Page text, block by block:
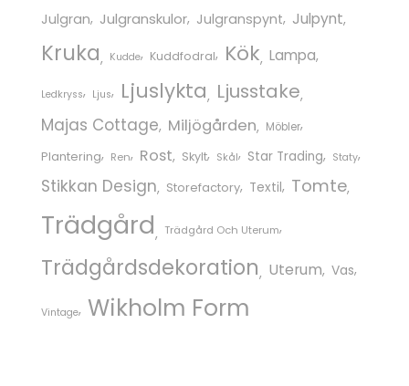
Julgran Julgranskulor Julgranspynt Julpynt
Kruka Kudde Kuddfodral Kök Lampa
Ledkryss Ljus Ljuslykta Ljusstake
Majas Cottage Miljögården Möbler
Plantering Ren Rost Skylt Skål Star Trading Staty
Stikkan Design Storefactory Textil Tomte
Trädgård Trädgård Och Uterum
Trädgårdsdekoration Uterum Vas
Vintage Wikholm Form